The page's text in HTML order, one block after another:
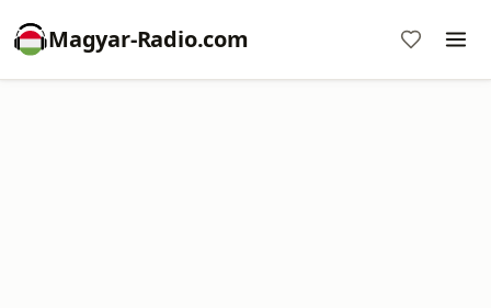
Magyar-Radio.com